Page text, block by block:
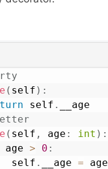
first_name
last_name
return
. setter
last_name
if lname. isalpha
            self
( self ) :
self .
( self , age : int ) :
age > 0 :
        self
. __age = age